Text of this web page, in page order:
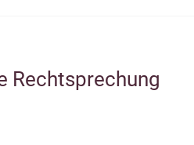
Rechtsprechung